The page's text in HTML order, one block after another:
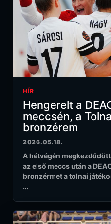
HÍR
Hengerelt a
meccsén, a
bronzérem
2026.05.18.
A hétvégén
az első meccs után a
bronzérmet a tolnai
…